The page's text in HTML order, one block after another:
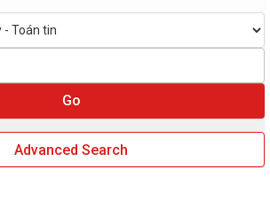
Advanced Search